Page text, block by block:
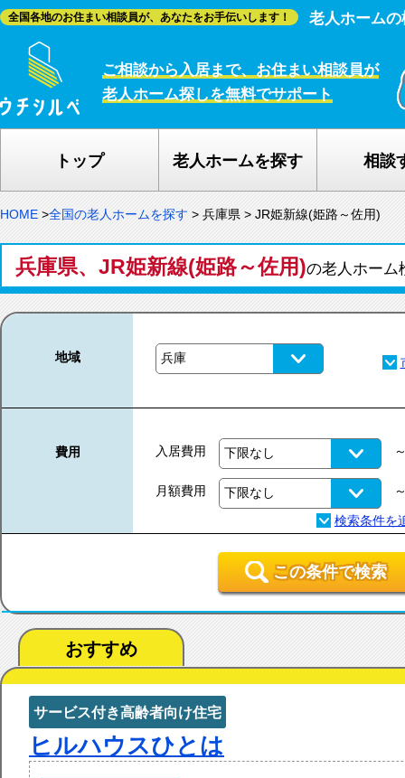
全国各地のお住まい相談員が、あなたをお手伝いします！ 老人ホーム
ご相談から入居まで、お住まい相談員が
老人ホーム探しを無料でサポート
トップ 老人ホームを探す 相談
HOME >全国の老人ホームを探す > 兵庫県 > JR姫新線(姫路～佐用)
兵庫県、JR姫新線(姫路～佐用)の老人ホー
地域
費用 入居費用
月額費用
この条件で検索
おすすめ
サービス付き高齢者向け住宅
ヒルハウスひとは